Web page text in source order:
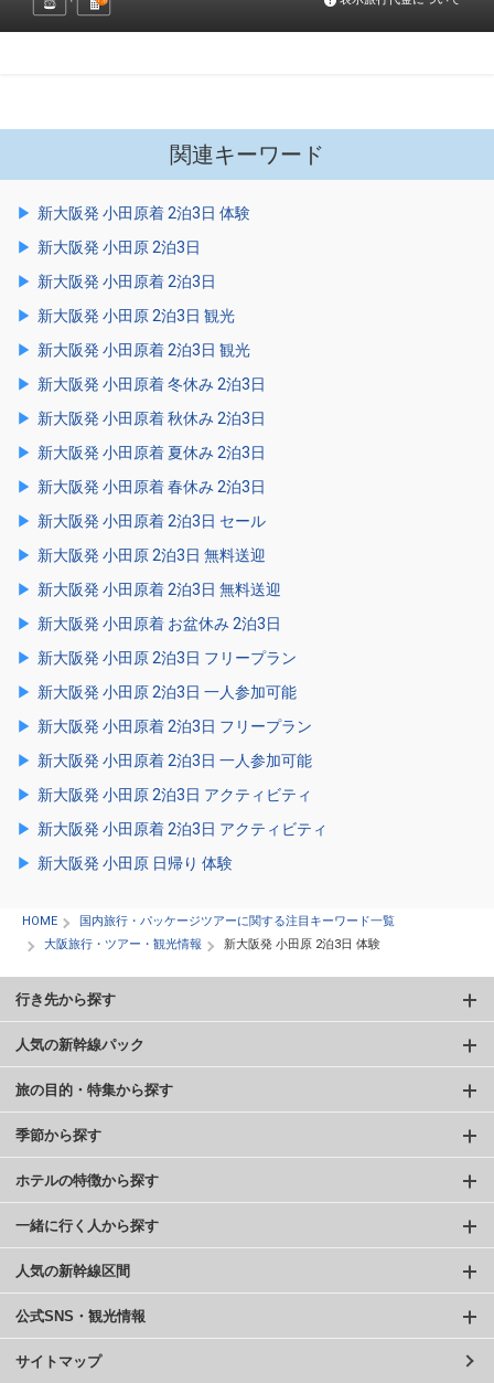
関連キーワード
新大阪発 小田原着 2泊3日 体験
新大阪発 小田原 2泊3日
新大阪発 小田原着 2泊3日
新大阪発 小田原 2泊3日 観光
新大阪発 小田原着 2泊3日 観光
新大阪発 小田原着 冬休み 2泊3日
新大阪発 小田原着 秋休み 2泊3日
新大阪発 小田原着 夏休み 2泊3日
新大阪発 小田原着 春休み 2泊3日
新大阪発 小田原着 2泊3日 セール
新大阪発 小田原 2泊3日 無料送迎
新大阪発 小田原着 2泊3日 無料送迎
新大阪発 小田原着 お盆休み 2泊3日
新大阪発 小田原 2泊3日 フリープラン
新大阪発 小田原 2泊3日 一人参加可能
新大阪発 小田原着 2泊3日 フリープラン
新大阪発 小田原着 2泊3日 一人参加可能
新大阪発 小田原 2泊3日 アクティビティ
新大阪発 小田原着 2泊3日 アクティビティ
新大阪発 小田原 日帰り 体験
HOME
国内旅行・パッケージツアーに関する注目キーワード一覧
大阪旅行・ツアー・観光情報
新大阪発 小田原 2泊3日 体験
行き先から探す
人気の新幹線パック
旅の目的・特集から探す
季節から探す
ホテルの特徴から探す
一緒に行く人から探す
人気の新幹線区間
公式SNS・観光情報
サイトマップ